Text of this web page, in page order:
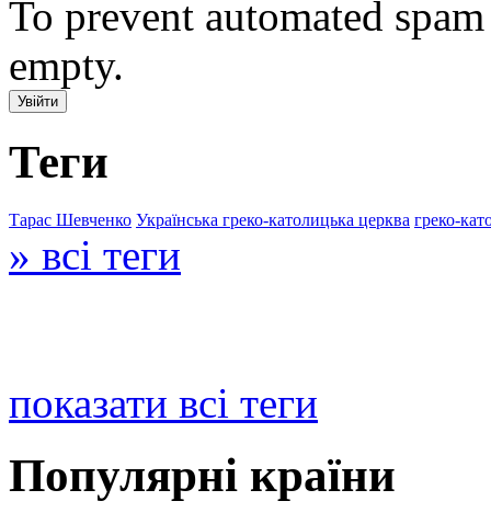
To prevent automated
empty.
Теги
Тарас Шевченко Українська греко-католицька церква греко-
» всі теги
показати всі теги
Популярні країни